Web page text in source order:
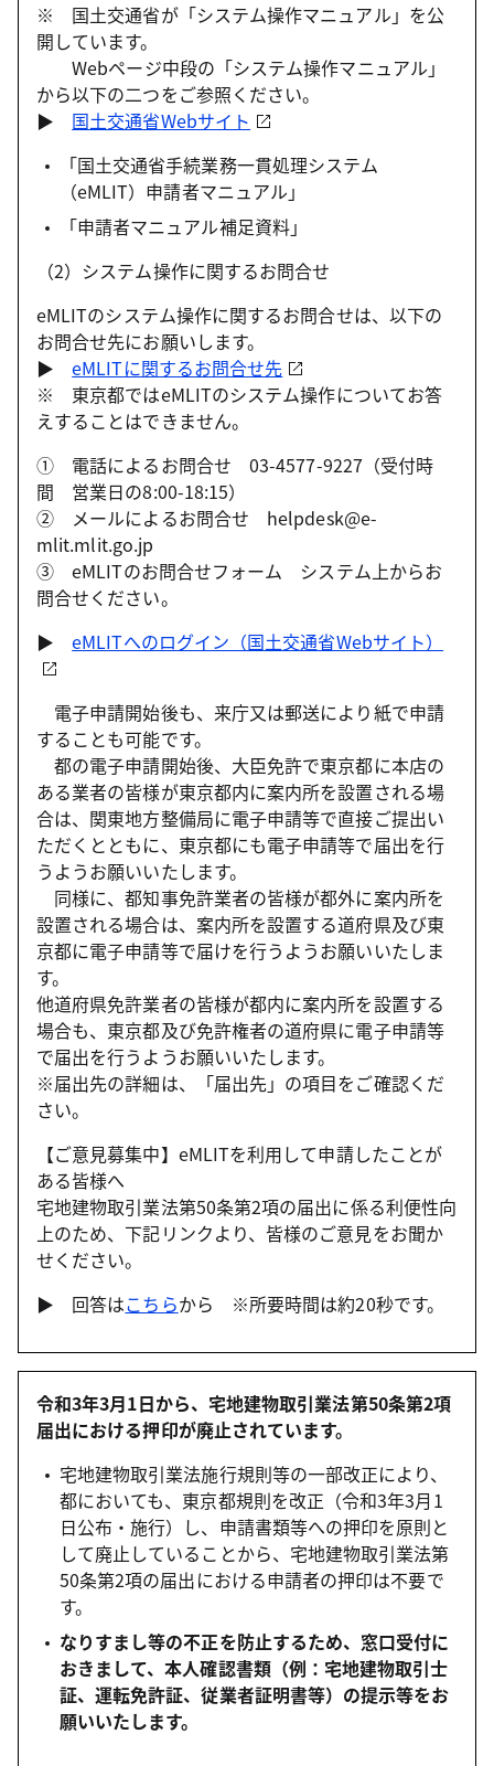
※ 国土交通省が「システム操作マニュアル」を公
開しています。
Webページ中段の「システム操作マニュアル」
から以下の二つをご参照ください。
▶ 国土交通省Webサイト
「国土交通省手続業務一貫処理システム
（eMLIT）申請者マニュアル」
「申請者マニュアル補足資料」
（2）システム操作に関するお問合せ
eMLITのシステム操作に関するお問合せは、以下の
お問合せ先にお願いします。
▶eMLITに関するお問合せ先
※ 東京都ではeMLITのシステム操作についてお答
えすることはできません。
① 電話によるお問合せ 03-4577-9227（受付時
間 営業日の8:00-18:15）
② メールによるお問合せ helpdesk@e-
mlit.mlit.go.jp
③ eMLITのお問合せフォーム システム上からお
問合せください。
▶eMLITへのログイン（国土交通省Webサイト）
電子申請開始後も、来庁又は郵送により紙で申請
することも可能です。
都の電子申請開始後、大臣免許で東京都に本店の
ある業者の皆様が東京都内に案内所を設置される場
合は、関東地方整備局に電子申請等で直接ご提出い
ただくとともに、東京都にも電子申請等で届出を行
うようお願いいたします。
同様に、都知事免許業者の皆様が都外に案内所を
設置される場合は、案内所を設置する道府県及び東
京都に電子申請等で届けを行うようお願いいたしま
す。
他道府県免許業者の皆様が都内に案内所を設置する
場合も、東京都及び免許権者の道府県に電子申請等
で届出を行うようお願いいたします。
※届出先の詳細は、「届出先」の項目をご確認くだ
さい。
【ご意見募集中】eMLITを利用して申請したことが
ある皆様へ
宅地建物取引業法第50条第2項の届出に係る利便性向
上のため、下記リンクより、皆様のご意見をお聞か
せください。
▶ 回答はこちらから ※所要時間は約20秒です。
令和3年3月1日から、宅地建物取引業法第50条第2項
届出における押印が廃止されています。
宅地建物取引業法施行規則等の一部改正により、
都においても、東京都規則を改正（令和3年3月1
日公布・施行）し、申請書類等への押印を原則と
して廃止していることから、宅地建物取引業法第
50条第2項の届出における申請者の押印は不要で
す。
なりすまし等の不正を防止するため、窓口受付に
おきまして、本人確認書類（例：宅地建物取引士
証、運転免許証、従業者証明書等）の提示等をお
願いいたします。